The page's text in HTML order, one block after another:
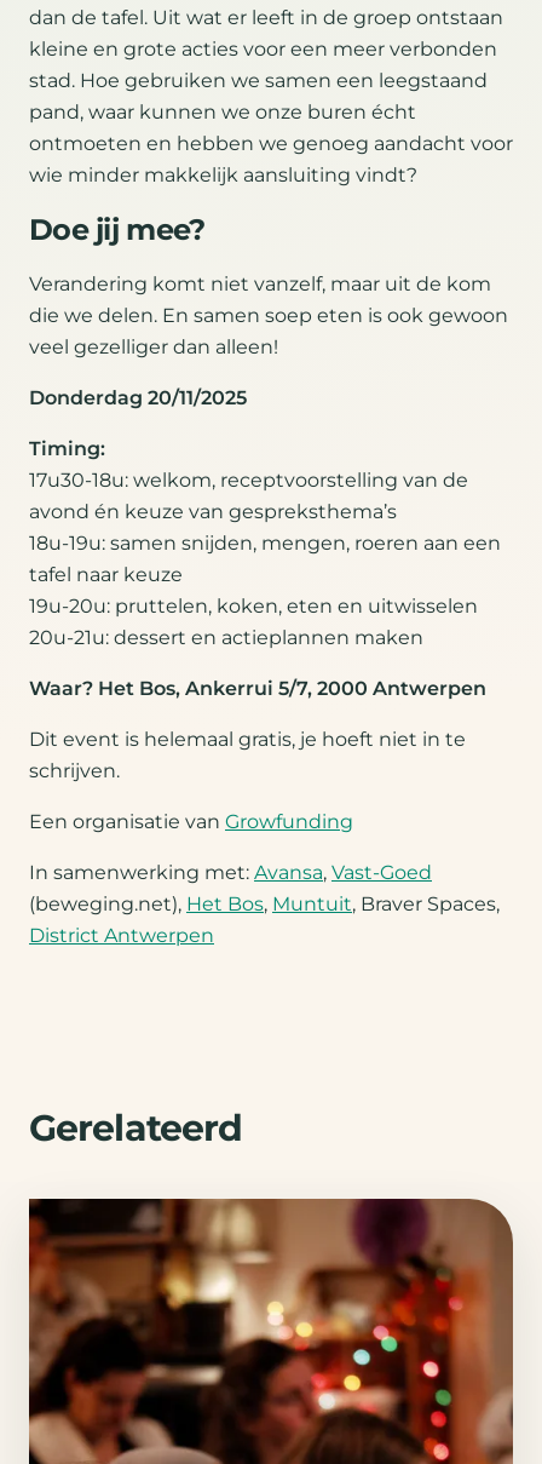
dan de tafel. Uit wat er leeft in de groep ontstaan
kleine en grote acties voor een meer verbonden
stad. Hoe gebruiken we samen een leegstaand
pand, waar kunnen we onze buren écht
ontmoeten en hebben we genoeg aandacht voor
wie minder makkelijk aansluiting vindt?
Doe jij mee?
Verandering komt niet vanzelf, maar uit de kom
die we delen. En samen soep eten is ook gewoon
veel gezelliger dan alleen!
Donderdag 20/11/2025
Timing:
17u30-18u: welkom, receptvoorstelling van de
avond én keuze van gespreksthema’s
18u-19u: samen snijden, mengen, roeren aan een
tafel naar keuze
19u-20u: pruttelen, koken, eten en uitwisselen
20u-21u: dessert en actieplannen maken
Waar? Het Bos, Ankerrui 5/7, 2000 Antwerpen
Dit event is helemaal gratis, je hoeft niet in te
schrijven.
Een organisatie van Growfunding
In samenwerking met: Avansa, Vast-Goed
(beweging.net), Het Bos, Muntuit, Braver Spaces,
District Antwerpen
Gerelateerd